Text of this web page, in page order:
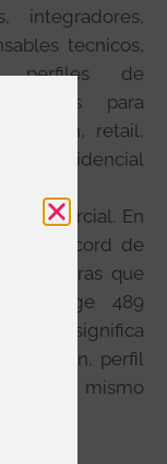
integradores,
tecnicos,
perfiles de
para
retail,
residencial
comercial. En
un record de
mientras que
recoge 489
eso significa
volumen, perfil
en un mismo